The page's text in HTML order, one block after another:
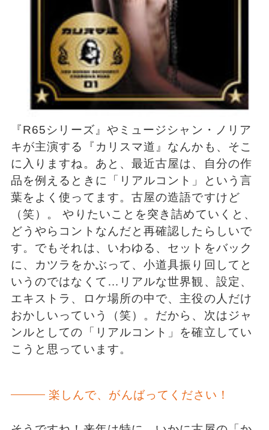
『R65シリーズ』やミュージシャン・ノリア
キが主演する『カリスマ道』なんかも、そこ
に入りますね。あと、最近古屋は、自分の作
品を例えるときに「リアルコント」という言
葉をよく使ってます。古屋の造語ですけど
（笑）。 やりたいことを突き詰めていくと、
どうやらコントなんだと再確認したらしいで
す。でもそれは、いわゆる、セットをバック
に、カツラをかぶって、小道具振り回してと
いうのではなくて…リアルな世界観、設定、
エキストラ、ロケ場所の中で、主役の人だけ
おかしいっていう（笑）。だから、次はジャ
ンルとしての「リアルコント」を確立してい
こうと思っています。
楽しんで、がんばってください！